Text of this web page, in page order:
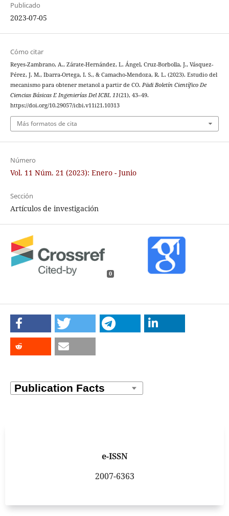
Publicado
2023-07-05
Cómo citar
Reyes-Zambrano, A., Zárate-Hernández, L. Ángel, Cruz-Borbolla, J., Vásquez-
Pérez, J. M., Ibarra-Ortega, I. S., & Camacho-Mendoza, R. L. (2023). Estudio del
mecanismo para obtener metanol a partir de CO. Pädi Boletín Científico De
Ciencias Básicas E Ingenierías Del ICBI, 11(21), 43–49.
https://doi.org/10.29057/icbi.v11i21.10313
Más formatos de cita
Número
Vol. 11 Núm. 21 (2023): Enero - Junio
Sección
Artículos de investigación
0
e-ISSN
2007-6363